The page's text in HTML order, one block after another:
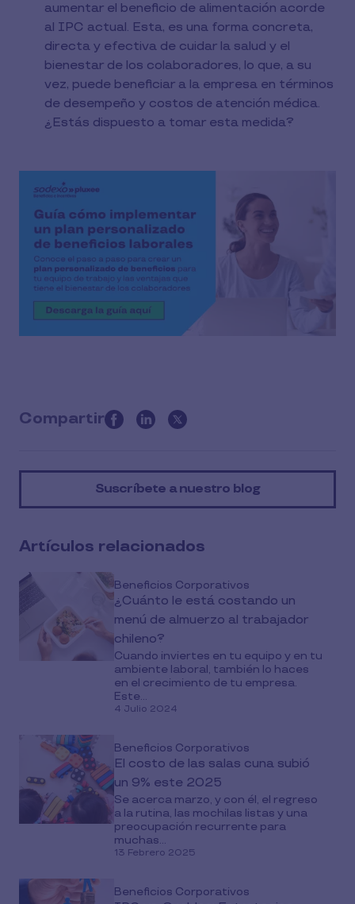
aumentar el beneficio de alimentación acorde
al IPC actual. Esta, es una forma concreta,
directa y efectiva de cuidar la salud y el
bienestar de los colaboradores, lo que, a su
vez, puede beneficiar a la empresa en términos
de desempeño y costos de atención médica.
¿Estás dispuesto a tomar esta medida?
Compartir
this
on
Suscríbete a nuestro blog
Artículos relacionados
Beneficios Corporativos
¿Cuánto le está costando un
menú de almuerzo al trabajador
chileno?
Cuando inviertes en tu equipo y en tu
ambiente laboral, también lo haces
en el crecimiento de tu empresa.
Este...
4 Julio 2024
Beneficios Corporativos
El costo de las salas cuna subió
un 9% este 2025
Se acerca marzo, y con él, el regreso
a la rutina, las mochilas listas y una
preocupación recurrente para
muchas...
13 Febrero 2025
Beneficios Corporativos